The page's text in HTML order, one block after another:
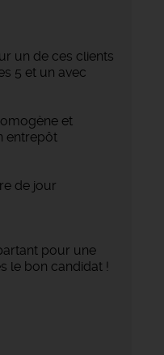
un de ces clients
5 et un avec
et
entrepôt
de jour
pour une
le bon candidat !